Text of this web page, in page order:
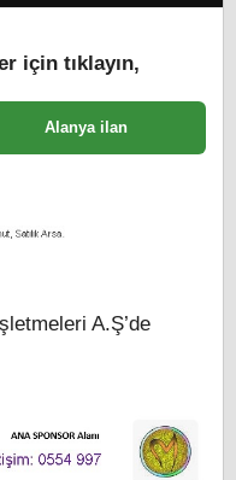
için tıklayın,
Alanya ilan
A.Ş’de